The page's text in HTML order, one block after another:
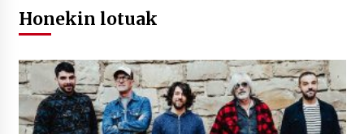
Honekin lotuak